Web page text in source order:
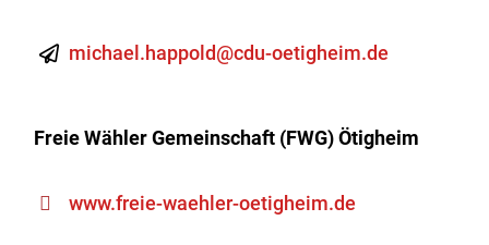
michael.happold@cdu-oetigheim.de
Freie Wähler Gemeinschaft (FWG) Ötigheim
www.freie-waehler-oetigheim.de